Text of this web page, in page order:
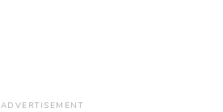
ADVERTISEMENT